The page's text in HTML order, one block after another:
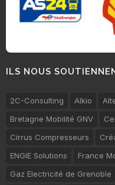
ILS NOUS
2C-Consulting Alkio
Bretagne Mobilité GNV
Cirrus Compresseurs
ENGIE Solutions
France
Gaz Electricité de Grenoble